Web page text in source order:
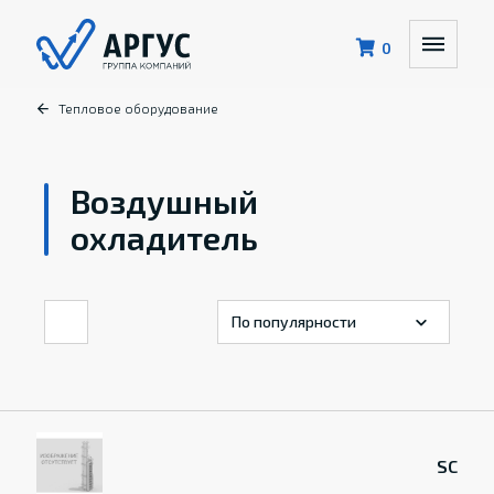
0
Тепловое оборудование
Воздушный
охладитель
SC